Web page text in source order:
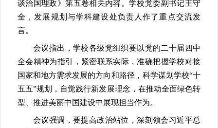
谈治国理政》第五卷相关内容。学校党委副书记王守
全，发展规划与学科建设处负责人作了重点交流发
言。
会议指出，学校各级党组织要以党的二十届四中
全会精神为指引，紧密联系实际，准确把握学校对接
国家和地方需求发展的方向和路径，科学谋划学校“十
五五”规划，自觉践行新发展理念，在推动全面绿色转
型、推进美丽中国建设中展现担当作为。
会议强调，要提高政治站位，深刻领会习近平总